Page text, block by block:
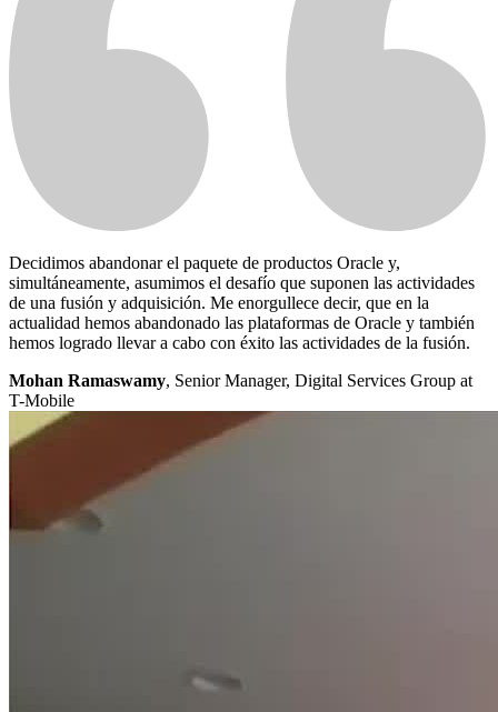
Decidimos abandonar el paquete de productos Oracle y,
simultáneamente, asumimos el desafío que suponen las actividades
de una fusión y adquisición. Me enorgullece decir, que en la
actualidad hemos abandonado las plataformas de Oracle y también
hemos logrado llevar a cabo con éxito las actividades de la fusión.
Mohan Ramaswamy, Senior Manager, Digital Services Group at
T-Mobile